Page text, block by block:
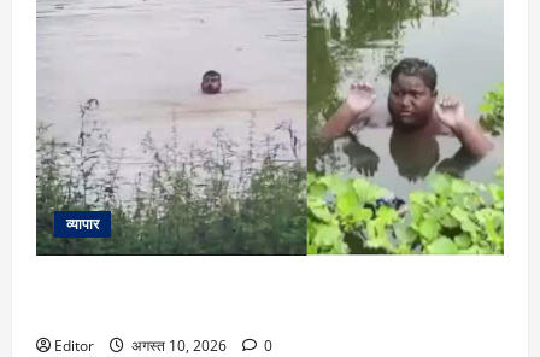
व्यापार
Editor अगस्त 10, 2026 0